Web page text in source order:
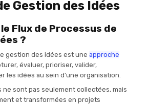
Gestion des Idées
Flux de Processus de
?
gestion des idées est une approche
évaluer, prioriser, valider,
les idées au sein d'une organisation.
ne sont pas seulement collectées, mais
et transformées en projets